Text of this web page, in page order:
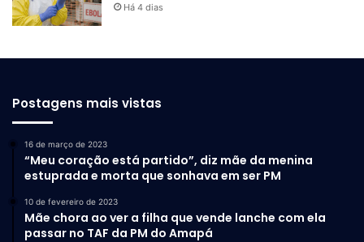
Há 4 dias
Postagens mais vistas
16 de março de 2023
“Meu coração está partido”, diz mãe da menina
estuprada e morta que sonhava em ser PM
10 de fevereiro de 2023
Mãe chora ao ver a filha que vende lanche com ela
passar no TAF da PM do Amapá